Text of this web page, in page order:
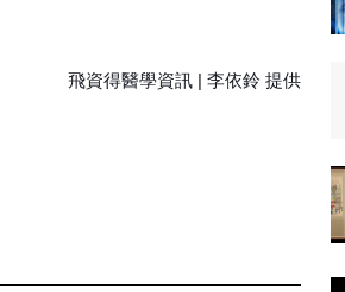
飛資得醫學資訊 | 李依鈴 提供